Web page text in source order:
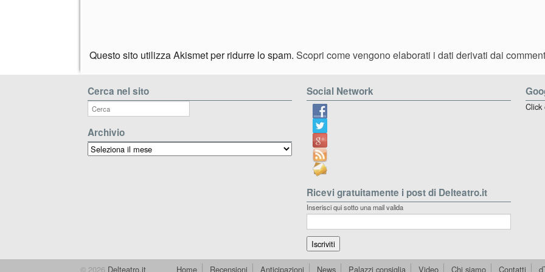
Questo sito utilizza Akismet per ridurre lo spam. Scopri come vengono elaborati i dati derivati dai
Cerca nel sito
Archivio
Archivio
Social Network
Ricevi gratuitamente i post di Delteatro.it
Inserisci qui sotto una mail valida
Click
© 2026 Delteatro.it Home Recensioni Anticipazioni News Palazzi consiglia Video Chi siamo Contatti